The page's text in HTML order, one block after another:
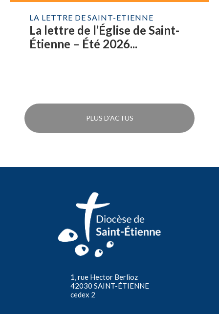
LA LETTRE DE SAINT-ETIENNE
La lettre de l’Église de Saint-
Étienne – Été 2026...
PLUS D'ACTUS
1, rue Hector Berlioz
42030 SAINT-ÉTIENNE
cedex 2